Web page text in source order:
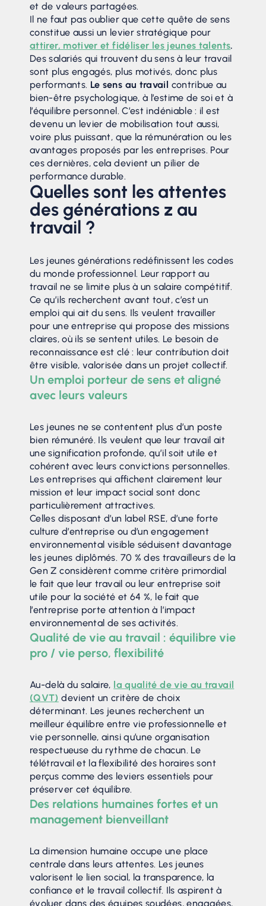
et de valeurs partagées.
Il ne faut pas oublier que cette quête de sens
constitue aussi un levier stratégique pour
attirer, motiver et fidéliser les jeunes talents.
Des salariés qui trouvent du sens à leur travail
sont plus engagés, plus motivés, donc plus
performants. Le sens au travail contribue au
bien-être psychologique, à l’estime de soi et à
l’équilibre personnel. C’est indéniable : il est
devenu un levier de mobilisation tout aussi,
voire plus puissant, que la rémunération ou les
avantages proposés par les entreprises. Pour
ces dernières, cela devient un pilier de
performance durable.
Quelles sont les attentes
des générations z au
travail ?
Les jeunes générations redéfinissent les codes
du monde professionnel. Leur rapport au
travail ne se limite plus à un salaire compétitif.
Ce qu’ils recherchent avant tout, c’est un
emploi qui ait du sens. Ils veulent travailler
pour une entreprise qui propose des missions
claires, où ils se sentent utiles. Le besoin de
reconnaissance est clé : leur contribution doit
être visible, valorisée dans un projet collectif.
Un emploi porteur de sens et aligné
avec leurs valeurs
Les jeunes ne se contentent plus d’un poste
bien rémunéré. Ils veulent que leur travail ait
une signification profonde, qu’il soit utile et
cohérent avec leurs convictions personnelles.
Les entreprises qui affichent clairement leur
mission et leur impact social sont donc
particulièrement attractives.
Celles disposant d’un label RSE, d’une forte
culture d’entreprise ou d’un engagement
environnemental visible séduisent davantage
les jeunes diplômés. 70 % des travailleurs de la
Gen Z considèrent comme critère primordial
le fait que leur travail ou leur entreprise soit
utile pour la société et 64 %, le fait que
l’entreprise porte attention à l’impact
environnemental de ses activités.
Qualité de vie au travail : équilibre vie
pro / vie perso, flexibilité
Au-delà du salaire, la qualité de vie au travail
(QVT) devient un critère de choix
déterminant. Les jeunes recherchent un
meilleur équilibre entre vie professionnelle et
vie personnelle, ainsi qu’une organisation
respectueuse du rythme de chacun. Le
télétravail et la flexibilité des horaires sont
perçus comme des leviers essentiels pour
préserver cet équilibre.
Des relations humaines fortes et un
management bienveillant
La dimension humaine occupe une place
centrale dans leurs attentes. Les jeunes
valorisent le lien social, la transparence, la
confiance et le travail collectif. Ils aspirent à
évoluer dans des équipes soudées, engagées,